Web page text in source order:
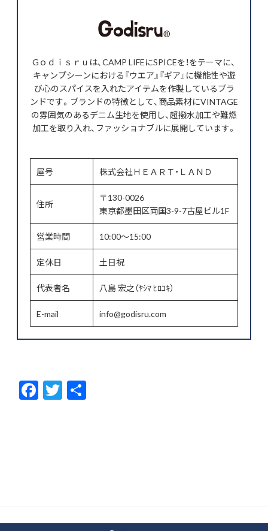
Gｏｄｉｓｒｕは、CAMP LIFEにSPICEを！をテーマに、
キャンプシーンにおける『ウエア』『ギア』に機能性や遊
び心のスパイスを入れたアイテムを作製しているブラ
ンドです。ブランドの特徴として、商品素材にVINTAGE
の雰囲気のあるデニム生地を使用し、超撥水加工や難燃
加工を取り入れ、ファッショナブルに展開しています。
屋号 株式会社ＨＥＡＲＴ・ＬＡＮＤ
住所
〒130-0026
東京都墨田区両国3-9-7古屋ビル1F
営業時間 10:00～15:00
定休日 土日祝
代表者名 八島 宏之（ﾔｼﾏ ﾋﾛﾕｷ）
E-mail info@godisru.com
F
ac
T
w